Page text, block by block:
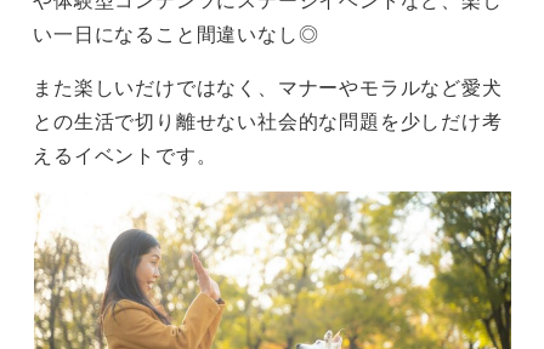
い一日になること間違いなし◎
また楽しいだけではなく、マナーやモラルなど愛犬
との生活で切り離せない社会的な問題を少しだけ考
えるイベントです。